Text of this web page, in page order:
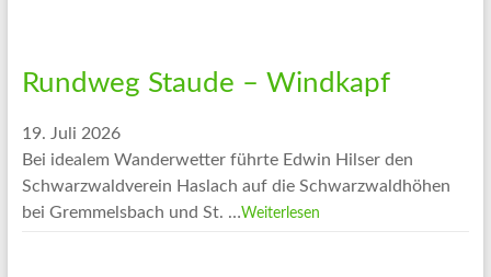
Rundweg Staude – Windkapf
19. Juli 2026
Bei idealem Wanderwetter führte Edwin Hilser den
Schwarzwaldverein Haslach auf die Schwarzwaldhöhen
bei Gremmelsbach und St. …Weiterlesen